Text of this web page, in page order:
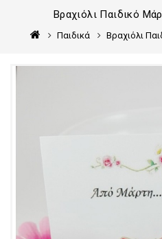
Βραχιόλι Παιδικό
Παιδικά Βραχιόλι